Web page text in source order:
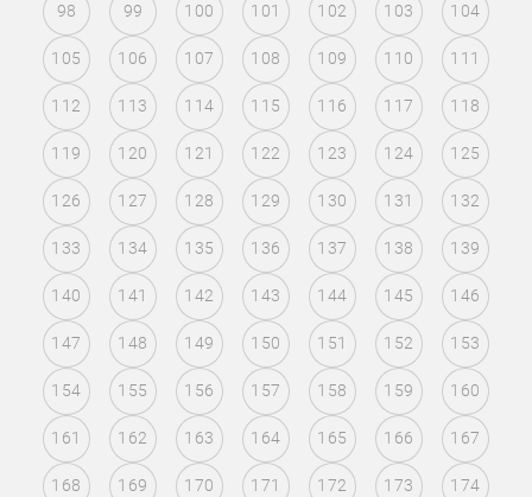
98 99 100 101 102 103 104
105 106 107 108 109 110 111
112 113 114 115 116 117 118
119 120 121 122 123 124 125
126 127 128 129 130 131 132
133 134 135 136 137 138 139
140 141 142 143 144 145 146
147 148 149 150 151 152 153
154 155 156 157 158 159 160
161 162 163 164 165 166 167
168 169 170 171 172 173 174